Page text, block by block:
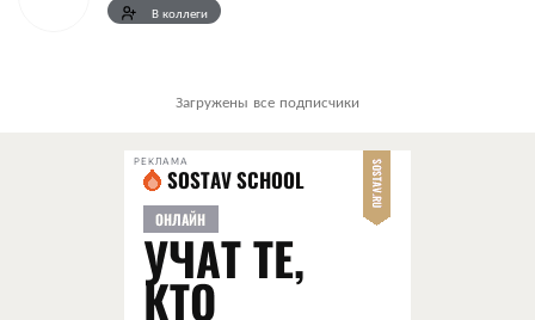
В коллеги
Загружены все подписчики
РЕКЛАМА